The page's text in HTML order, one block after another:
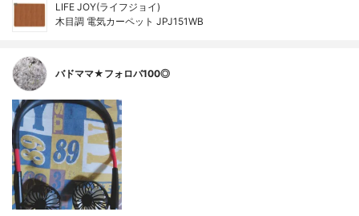
LIFE JOY(ライフジョイ)
木目調 電気カーペット JPJ151WB
バドママ★フォロバ100◎